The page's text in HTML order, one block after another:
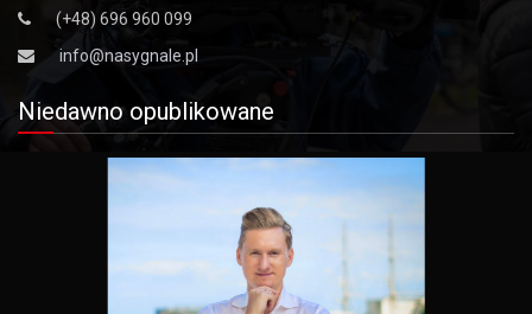
(+48) 696 960 099
info@nasygnale.pl
Niedawno opublikowane